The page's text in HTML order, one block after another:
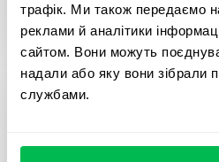
трафік. Ми також передаємо
реклами й аналітики
сайтом. Вони можуть
надали або яку вони зібрали
службами.
України.